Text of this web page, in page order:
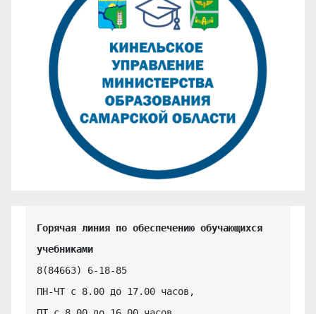
Горячая линия по обеспечению обучающихся
учебниками
8(84663) 6-18-85
ПН-ЧТ с 8.00 до 17.00 часов,